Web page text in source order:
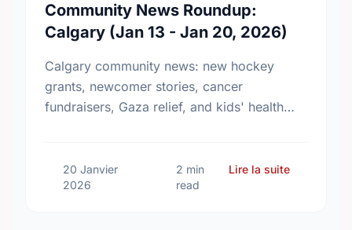
Community News Roundup:
Calgary (Jan 13 - Jan 20, 2026)
Calgary community news: new hockey
grants, newcomer stories, cancer
fundraisers, Gaza relief, and kids' health
20 Janvier
2026
2 min
read
Lire la suitesur